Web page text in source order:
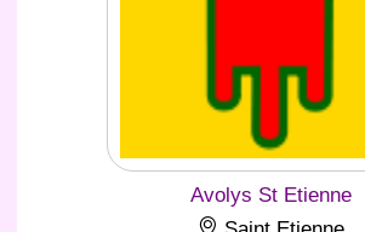
Avolys St Etienne